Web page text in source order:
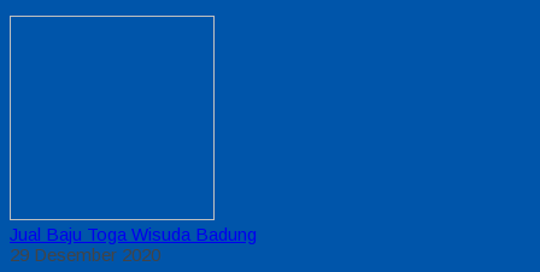
Jual Baju Toga Wisuda Badung
29 Desember 2020